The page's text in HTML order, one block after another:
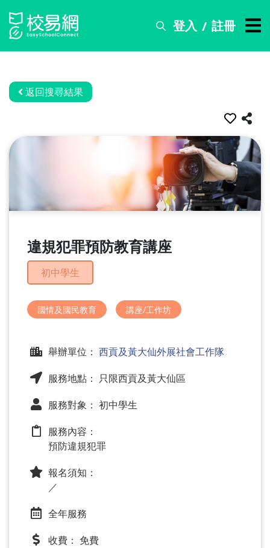
登入 / 註冊
搜
務
資
我
返回搜尋結果
違規犯罪預防教育講座
初中學生
國情及國民教育 講座/工作坊
舉辦單位： 西貢及黃大仙外展社會工作隊
服務地點： 只限西貢及黃大仙區
服務對象： 初中學生
服務內容：
預防違規犯罪
報名須知：
／
全年服務
收費： 免費